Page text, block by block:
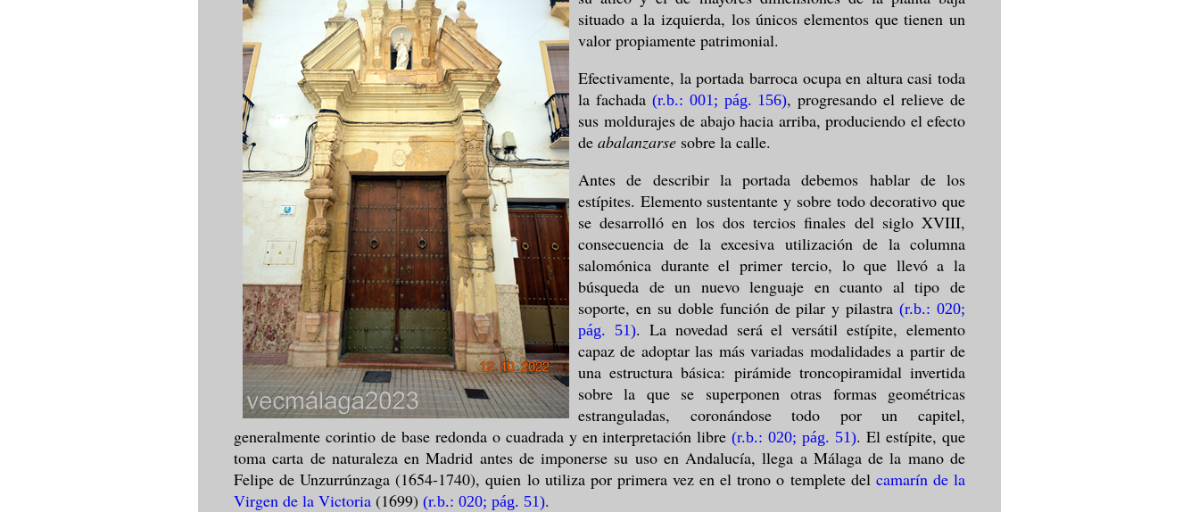
situado a la izquierda, los únicos elementos que tienen un
valor propiamente patrimonial.
Efectivamente, la portada barroca ocupa en altura casi toda
la fachada (r.b.: 001; pág. 156), progresando el relieve de
sus moldurajes de abajo hacia arriba, produciendo el efecto
de abalanzarse sobre la calle.
Antes de describir la portada debemos hablar de los
estípites. Elemento sustentante y sobre todo decorativo que
se desarrolló en los dos tercios finales del siglo XVIII,
consecuencia de la excesiva utilización de la columna
salomónica durante el primer tercio, lo que llevó a la
búsqueda de un nuevo lenguaje en cuanto al tipo de
soporte, en su doble función de pilar y pilastra(r.b.: 020;
pág. 51). La novedad será el versátil estípite, elemento
capaz de adoptar las más variadas modalidades a partir de
una estructura básica: pirámide troncopiramidal invertida
sobre la que se superponen otras formas geométricas
estranguladas, coronándose todo por un capitel,
generalmente corintio de base redonda o cuadrada y en interpretación libre(r.b.: 020; pág. 51). El estípite, que
toma carta de naturaleza en Madrid antes de imponerse su uso en Andalucía, llega a Málaga de la mano de
Felipe de Unzurrúnzaga (1654-1740), quien lo utiliza por primera vez en el trono o templete del camarín de la
Virgen de la Victoria (1699) (r.b.: 020; pág. 51).